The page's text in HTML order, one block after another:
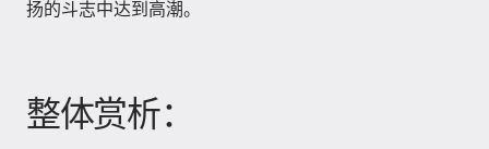
扬的斗志中达到高潮。
整体赏析：